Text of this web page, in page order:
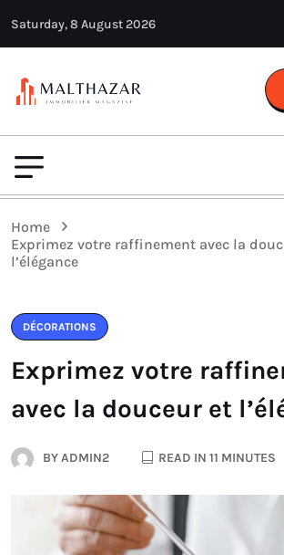
Saturday, 8 August 2026
Home
Exprimez votre raffinement avec la
l’élégance
DÉCORATIONS
Exprimez votre
avec la douceur et
BYADMIN2 READ IN 11 MINUTES